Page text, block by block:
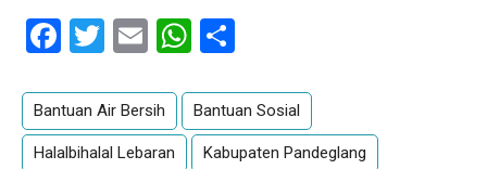
Facebook
Twitter
EmailWhatsApp
Bantuan Air Bersih Bantuan Sosial
Halalbihalal Lebaran Kabupaten Pandeglang